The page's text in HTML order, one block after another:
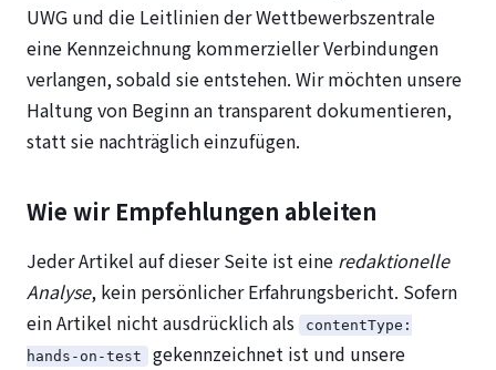
UWG und die Leitlinien der Wettbewerbszentrale
eine Kennzeichnung kommerzieller Verbindungen
verlangen, sobald sie entstehen. Wir möchten unsere
Haltung von Beginn an transparent dokumentieren,
statt sie nachträglich einzufügen.
Wie wir Empfehlungen ableiten
Jeder Artikel auf dieser Seite ist eine redaktionelle
Analyse, kein persönlicher Erfahrungsbericht. Sofern
ein Artikel nicht ausdrücklich als
contentType:
hands-on-test
gekennzeichnet ist und unsere